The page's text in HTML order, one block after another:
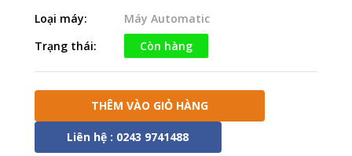
Loại máy:
Máy Automatic
Trạng thái:
Còn hàng
THÊM VÀO GIỎ HÀNG
Liên hệ : 0243 9741488